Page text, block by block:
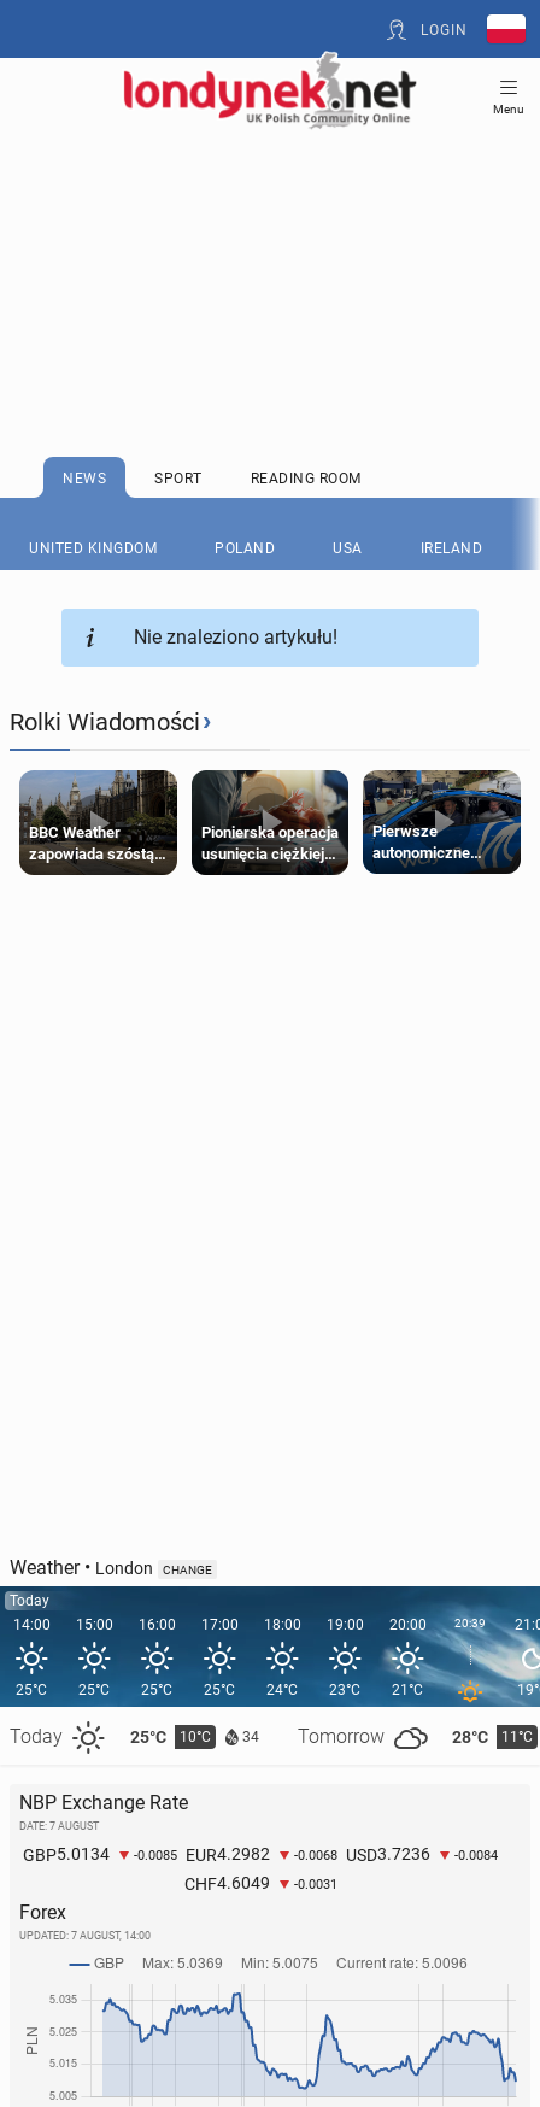
LOGIN
Menu
NEWS SPORT READING ROOM
UNITED KINGDOM POLAND USA IRELAND
Nie znaleziono artykułu!
Rolki Wiadomości›
BBC Weather
zapowiada szóstą
falę upałów w
Pionierska operacja
usunięcia ciężkiej
wady wrodzonej
Pierwsze
autonomiczne
Ubery pojawią się
Weather• London CHANGE
Today
14:00
25°C
Today 25°C 10°C 34 Tomorrow 28°C 11°C
15:00
25°C
16:00
25°C
17:00
25°C
18:00
24°C
19:00
23°C
20:00
21°C
20:39
NBP Exchange Rate
DATE: 7 AUGUST
GBP5.0134 -0.0085 EUR4.2982 -0.0068 USD3.7236 -0.0084
CHF4.6049 -0.0031
Forex
UPDATED: 7 AUGUST, 14:00